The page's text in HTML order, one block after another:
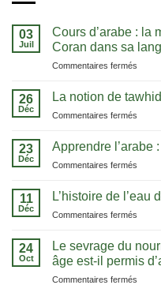
03
Juil
Cours d’arabe : la
Coran dans sa
Commentaires fermés
d’arabe
pour
dans
26
Déc
La notion de
Commentaires fermés
notion
23
Déc
Apprendre l’arabe
Commentaires fermés
l’arabe
pour
bien
11
Déc
L’histoire de l’eau
Commentaires fermés
l’eau
de
24
Oct
Le sevrage du
âge est-il permis
Commentaires fermés